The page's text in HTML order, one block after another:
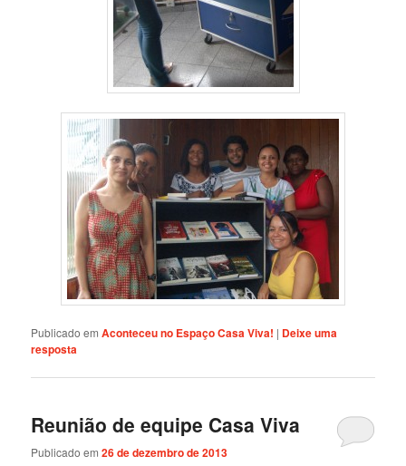
Publicado em Aconteceu no Espaço Casa Viva! | Deixe uma
resposta
Reunião de equipe Casa Viva
Publicado em26 de dezembro de 2013